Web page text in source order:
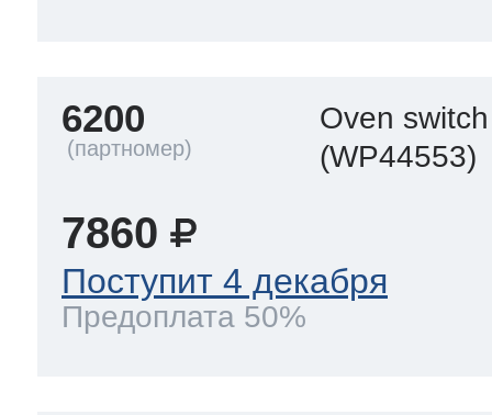
6200
Oven switch
(WP44553)
7860
Поступит 4 декабря
Предоплата 50%